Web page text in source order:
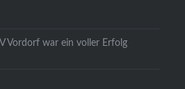
Vordorf war ein voller Erfolg